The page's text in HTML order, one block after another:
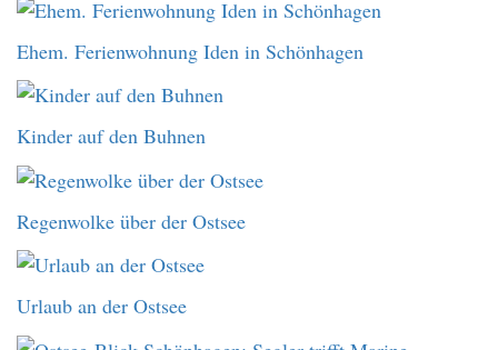
Ehem. Ferienwohnung Iden in Schönhagen
Kinder auf den Buhnen
Regenwolke über der Ostsee
Urlaub an der Ostsee